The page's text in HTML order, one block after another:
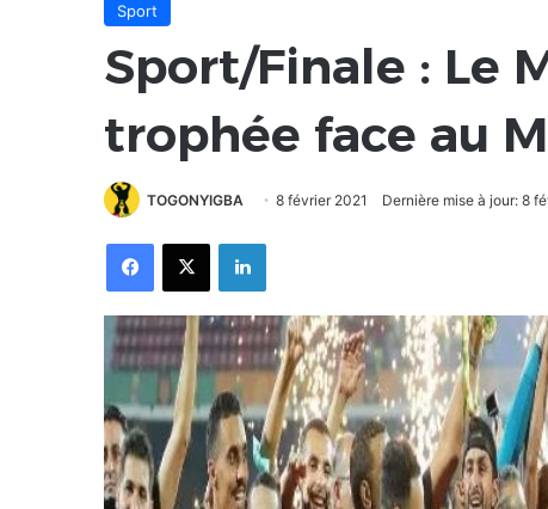
Sport
Sport/Finale : Le
trophée face au
TOGONYIGBA 8 février 2021 Dernière mise à jour: 8
FacebookX Linkedin